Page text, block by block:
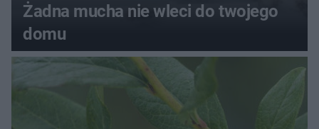
Żadna mucha nie wleci do twojego
domu